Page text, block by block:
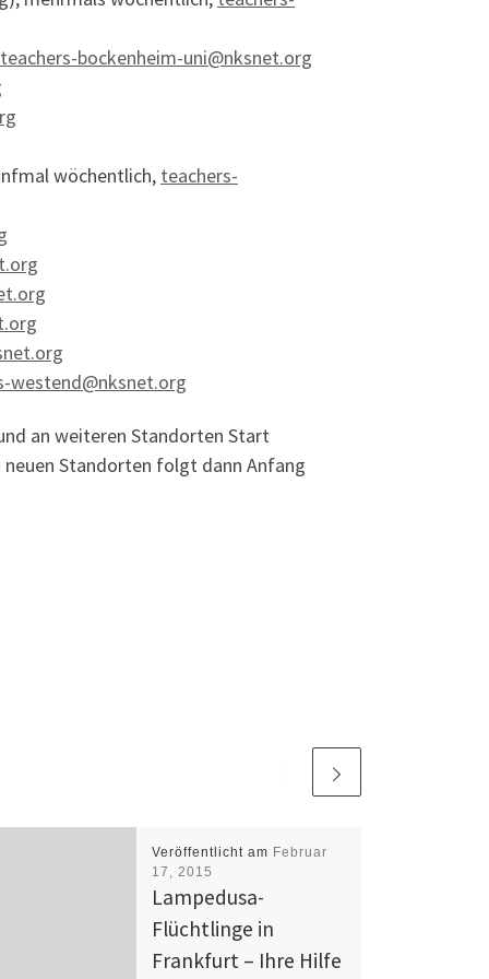
teachers-bockenheim-uni@nksnet.org
wöchentlich, teachers-
westend@nksnet.org
an weiteren Standorten Start
Standorten folgt dann Anfang
Veröffentlicht am Februar
17, 2015
Lampedusa-
Flüchtlinge in
Frankfurt – Ihre Hilfe